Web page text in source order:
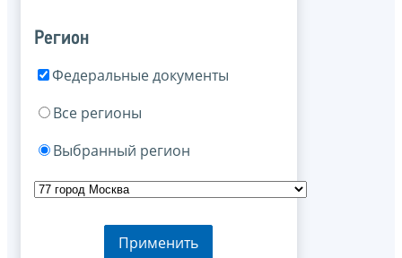
Регион
Федеральные документы
Все регионы
Выбранный регион
Применить